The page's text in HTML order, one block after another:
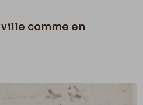
ville comme en